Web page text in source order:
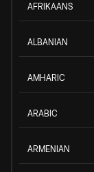
AFRIKAANS
ALBANIAN
AMHARIC
ARABIC
ARMENIAN